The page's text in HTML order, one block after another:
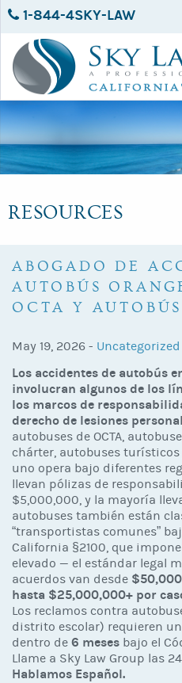
1-844-4SKY-LAW
RESOURCES
ABOGADO DE
AUTOBÚS
OCTA Y
May 19, 2026 - Uncategorized
Los accidentes de autobús
involucran algunos de los
los marcos de
derecho de lesiones
autobuses de OCTA,
chárter, autobuses
uno opera bajo diferentes
llevan pólizas de
$5,000,000, y la mayoría
autobuses también están
“transportistas comunes”
California §2100, que
elevado — el estándar legal
acuerdos van desde
hasta $25,000,000+ por
Los reclamos contra
distrito escolar) requieren
dentro de 6 meses bajo el
Llame a Sky Law Group las
Hablamos Español.